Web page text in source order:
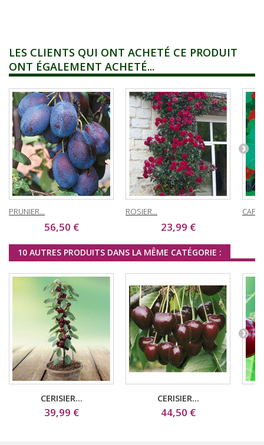
LES CLIENTS QUI ONT ACHETÉ CE PRODUIT
ONT ÉGALEMENT ACHETÉ...
PRUNIER...
56,50 €
ROSIER...
23,99 €
10 AUTRES PRODUITS DANS LA MÊME CATÉGORIE :
CERISIER...
39,99 €
CERISIER...
44,50 €